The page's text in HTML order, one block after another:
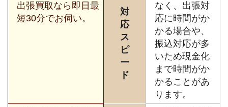
出張買取なら即日最
短30分でお伺い。
対
応
ス
ピ
ー
ド
なく、出張対
応に時間がか
かる場合や、
振込対応が多
いため現金化
まで時間がか
かることがあ
ります。